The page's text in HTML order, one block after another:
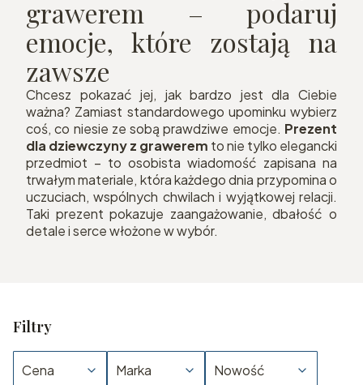
grawerem – podaruj
emocje, które zostają na
zawsze
Chcesz pokazać jej, jak bardzo jest dla Ciebie
ważna? Zamiast standardowego upominku wybierz
coś, co niesie ze sobą prawdziwe emocje. Prezent
dla dziewczyny z grawerem to nie tylko elegancki
przedmiot – to osobista wiadomość zapisana na
trwałym materiale, która każdego dnia przypomina o
uczuciach, wspólnych chwilach i wyjątkowej relacji.
Taki prezent pokazuje zaangażowanie, dbałość o
detale i serce włożone w wybór.
Filtry
Cena Marka Nowość